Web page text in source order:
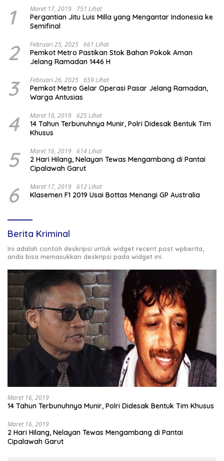
1 Maret 17, 2019 751 Lihat
Pergantian Jitu Luis Milla yang Mengantar Indonesia ke
Semifinal
2 Februari 25, 2025 661 Lihat
Pemkot Metro Pastikan Stok Bahan Pokok Aman
Jelang Ramadan 1446 H
3 Februari 26, 2025 659 Lihat
Pemkot Metro Gelar Operasi Pasar Jelang Ramadan,
Warga Antusias
4 Maret 16, 2019 625 Lihat
14 Tahun Terbunuhnya Munir, Polri Didesak Bentuk Tim
Khusus
5 Maret 16, 2019 614 Lihat
2 Hari Hilang, Nelayan Tewas Mengambang di Pantai
Cipalawah Garut
6 Maret 17, 2019 612 Lihat
Klasemen F1 2019 Usai Bottas Menangi GP Australia
Berita Kriminal
Ini adalah contoh deskripsi untuk widget recent post wpberita,
anda bisa memasukkan deskripsi pada widget ini.
Maret 16, 2019
14 Tahun Terbunuhnya Munir, Polri Didesak Bentuk Tim Khusus
Maret 16, 2019
2 Hari Hilang, Nelayan Tewas Mengambang di Pantai
Cipalawah Garut